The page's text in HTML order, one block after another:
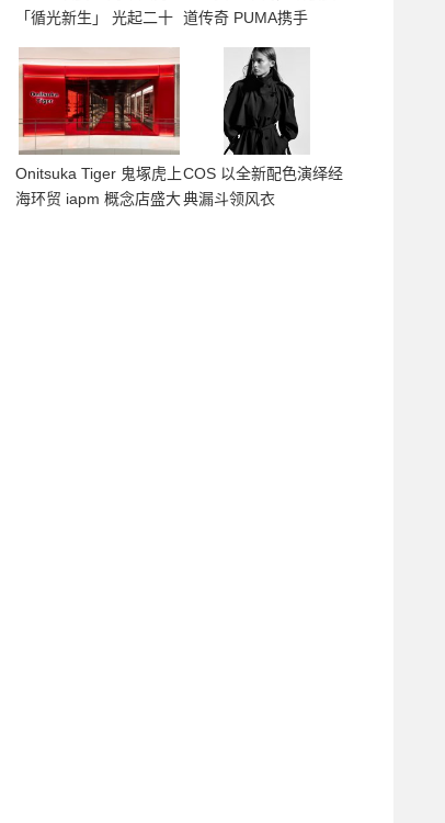
「循光新生」 光起二十 道传奇 PUMA携手
Onitsuka Tiger 鬼塚虎上
海环贸 iapm 概念店盛大
COS 以全新配色演绎经
典漏斗领风衣